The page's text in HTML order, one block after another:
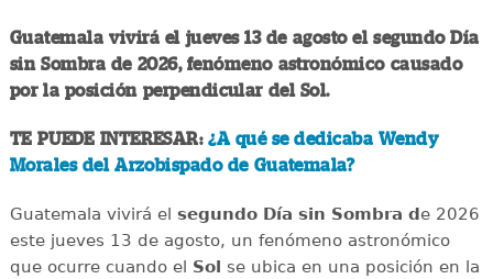
Guatemala vivirá el jueves 13 de agosto el segundo Día
sin Sombra de 2026, fenómeno astronómico causado
por la posición perpendicular del Sol.
TE PUEDE INTERESAR:¿A qué se dedicaba Wendy
Morales del Arzobispado de Guatemala?
Guatemala vivirá el segundo Día sin Sombra de 2026
este jueves 13 de agosto, un fenómeno astronómico
que ocurre cuando el Sol se ubica en una posición en la